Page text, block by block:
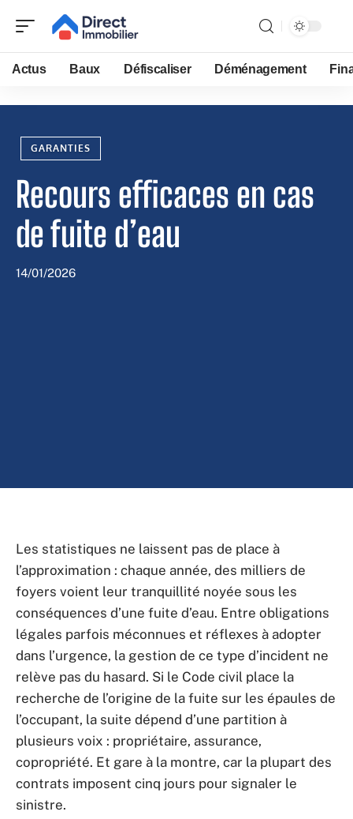
Actus Baux Défiscaliser Déménagement
GARANTIES
Recours efficaces en cas
de fuite d’eau
14/01/2026
Les statistiques ne laissent pas de place à
l’approximation : chaque année, des milliers de
foyers voient leur tranquillité noyée sous les
conséquences d’une fuite d’eau. Entre obligations
légales parfois méconnues et réflexes à adopter
dans l’urgence, la gestion de ce type d’incident ne
relève pas du hasard. Si le Code civil place la
recherche de l’origine de la fuite sur les épaules de
l’occupant, la suite dépend d’une partition à
plusieurs voix : propriétaire, assurance,
copropriété. Et gare à la montre, car la plupart des
contrats imposent cinq jours pour signaler le
sinistre.